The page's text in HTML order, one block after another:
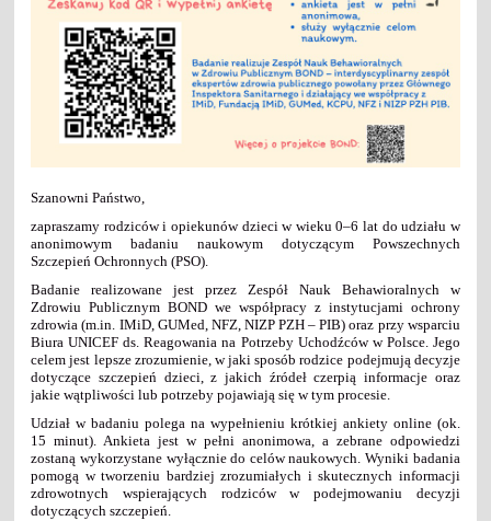
Szanowni Państwo,
zapraszamy rodziców i opiekunów dzieci w wieku 0–6 lat do udziału w
anonimowym badaniu naukowym dotyczącym Powszechnych
Szczepień Ochronnych (PSO).
Badanie realizowane jest przez Zespół Nauk Behawioralnych w
Zdrowiu Publicznym BOND we współpracy z instytucjami ochrony
zdrowia (m.in. IMiD, GUMed, NFZ, NIZP PZH – PIB) oraz przy wsparciu
Biura UNICEF ds. Reagowania na Potrzeby Uchodźców w Polsce. Jego
celem jest lepsze zrozumienie, w jaki sposób rodzice podejmują decyzje
dotyczące szczepień dzieci, z jakich źródeł czerpią informacje oraz
jakie wątpliwości lub potrzeby pojawiają się w tym procesie.
Udział w badaniu polega na wypełnieniu krótkiej ankiety online (ok.
15 minut). Ankieta jest w pełni anonimowa, a zebrane odpowiedzi
zostaną wykorzystane wyłącznie do celów naukowych. Wyniki badania
pomogą w tworzeniu bardziej zrozumiałych i skutecznych informacji
zdrowotnych wspierających rodziców w podejmowaniu decyzji
dotyczących szczepień.